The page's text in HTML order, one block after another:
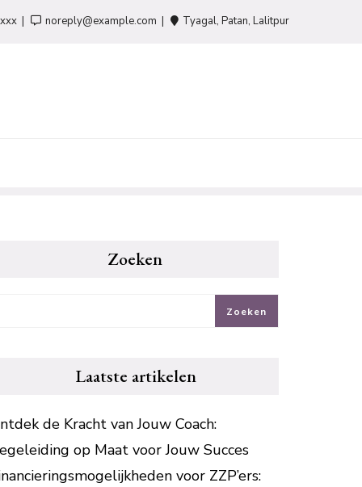
noreply@example.com Tyagal, Patan, Lalitpur
Zoeken
Zoeken
Laatste artikelen
de Kracht van Jouw Coach:
op Maat voor Jouw Succes
voor ZZP’ers: